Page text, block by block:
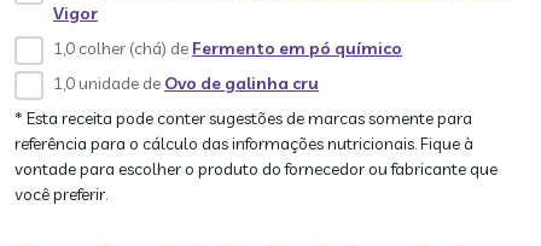
Vigor
1,0 colher (chá) de Fermento em pó químico
1,0 unidade de Ovo de galinha cru
* Esta receita pode conter sugestões de marcas somente para
referência para o cálculo das informações nutricionais. Fique à
vontade para escolher o produto do fornecedor ou fabricante que
você preferir.